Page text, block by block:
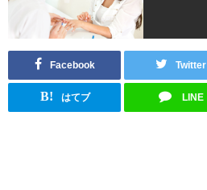
Facebook Twitter
B! はてブ LINE